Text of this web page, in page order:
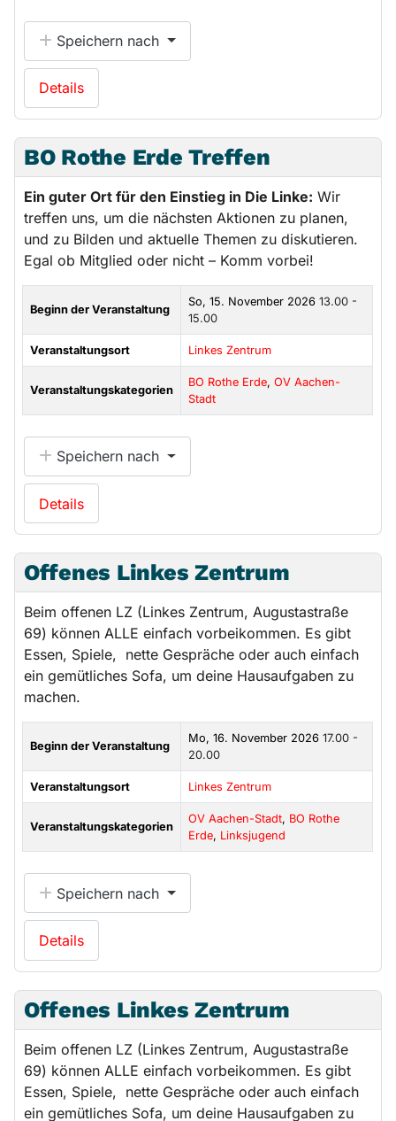
Speichern nach
Details
BO Rothe Erde Treffen
Ein guter Ort für den Einstieg in Die Linke: Wir
treffen uns, um die nächsten Aktionen zu planen,
und zu Bilden und aktuelle Themen zu diskutieren.
Egal ob Mitglied oder nicht – Komm vorbei!
Beginn der Veranstaltung
So, 15. November 202613.00 -
15.00
Veranstaltungsort Linkes Zentrum
Veranstaltungskategorien
BO Rothe Erde,OV Aachen-
Stadt
Speichern nach
Details
Offenes Linkes Zentrum
Beim offenen LZ (Linkes Zentrum, Augustastraße
69) können ALLE einfach vorbeikommen. Es gibt
Essen, Spiele, nette Gespräche oder auch einfach
ein gemütliches Sofa, um deine Hausaufgaben zu
machen.
Beginn der Veranstaltung
Mo, 16. November 202617.00 -
20.00
Veranstaltungsort Linkes Zentrum
Veranstaltungskategorien
OV Aachen-Stadt, BO Rothe
Erde, Linksjugend
Speichern nach
Details
Offenes Linkes Zentrum
Beim offenen LZ (Linkes Zentrum, Augustastraße
69) können ALLE einfach vorbeikommen. Es gibt
Essen, Spiele, nette Gespräche oder auch einfach
ein gemütliches Sofa, um deine Hausaufgaben zu